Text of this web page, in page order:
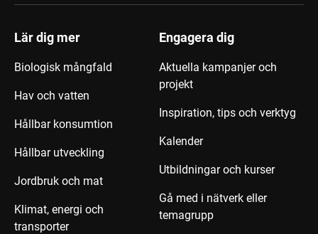
Lär dig mer
Biologisk mångfald
Hav och vatten
Hållbar konsumtion
Hållbar utveckling
Jordbruk och mat
Klimat, energi och
transporter
Engagera dig
Aktuella kampanjer och
projekt
Inspiration, tips och verktyg
Kalender
Utbildningar och kurser
Gå med i nätverk eller
temagrupp